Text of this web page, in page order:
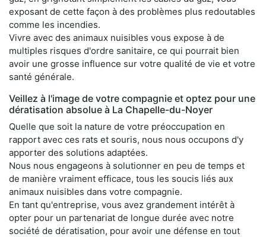
exposant de cette façon à des problèmes plus redoutables
comme les incendies.
Vivre avec des animaux nuisibles vous expose à de
multiples risques d'ordre sanitaire, ce qui pourrait bien
avoir une grosse influence sur votre qualité de vie et votre
santé générale.
Veillez à l'image de votre compagnie et optez pour une
dératisation absolue à La Chapelle-du-Noyer
Quelle que soit la nature de votre préoccupation en
rapport avec ces rats et souris, nous nous occupons d'y
apporter des solutions adaptées.
Nous nous engageons à solutionner en peu de temps et
de manière vraiment efficace, tous les soucis liés aux
animaux nuisibles dans votre compagnie.
En tant qu'entreprise, vous avez grandement intérêt à
opter pour un partenariat de longue durée avec notre
société de dératisation, pour avoir une défense en tout